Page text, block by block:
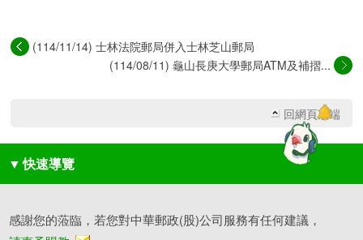
(114/11/14) 士林法院郵局併入士林芝山郵局
(114/08/11) 龜山長庚大學郵局ATM及補摺...
回網頁頂端
▼ 快速導覽
感謝您的蒞臨，若您對中華郵政(股)公司服務有任何建議，